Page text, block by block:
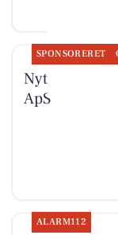
SPONSORERET
Nyt fra
ApS
ALARM112